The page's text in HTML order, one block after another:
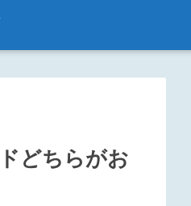
どちらがお